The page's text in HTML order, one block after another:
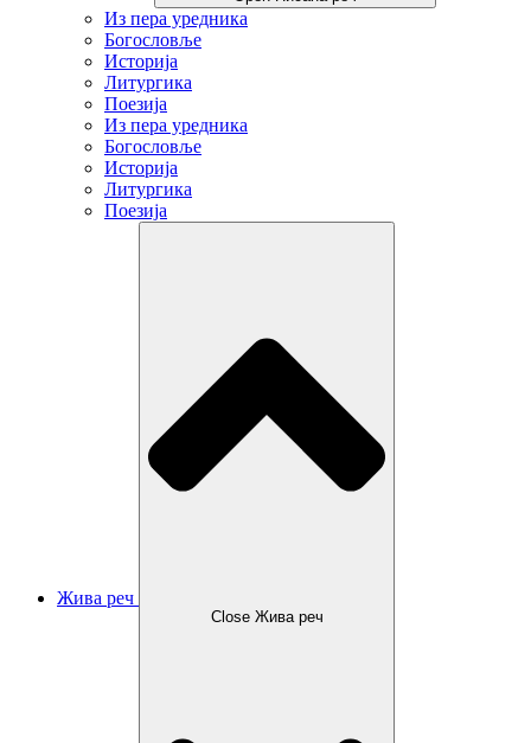
Из пера уредника
Богословље
Историја
Литургика
Поезија
Из пера уредника
Богословље
Историја
Литургика
Поезија
Жива реч
Close Жива реч